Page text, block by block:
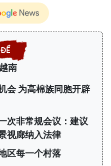
南
会 为高棉族同胞开辟
次非常规会议：建议
视廊纳入法律
区每一个村落